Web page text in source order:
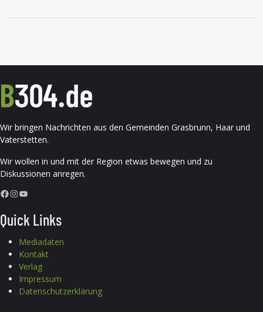
Wir bringen Nachrichten aus den Gemeinden Grasbrunn, Haar und
Vaterstetten.
Wir wollen in und mit der Region etwas bewegen und zu
Diskussionen anregen.
Facebook InstagramYouTube
Quick Links
Mediadaten
Kontakt
Verlag
Impressum
Datenschutzerklärung